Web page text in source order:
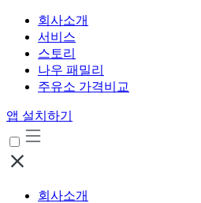
회사소개
서비스
스토리
나우 패밀리
주유소 가격비교
앱 설치하기
회사소개